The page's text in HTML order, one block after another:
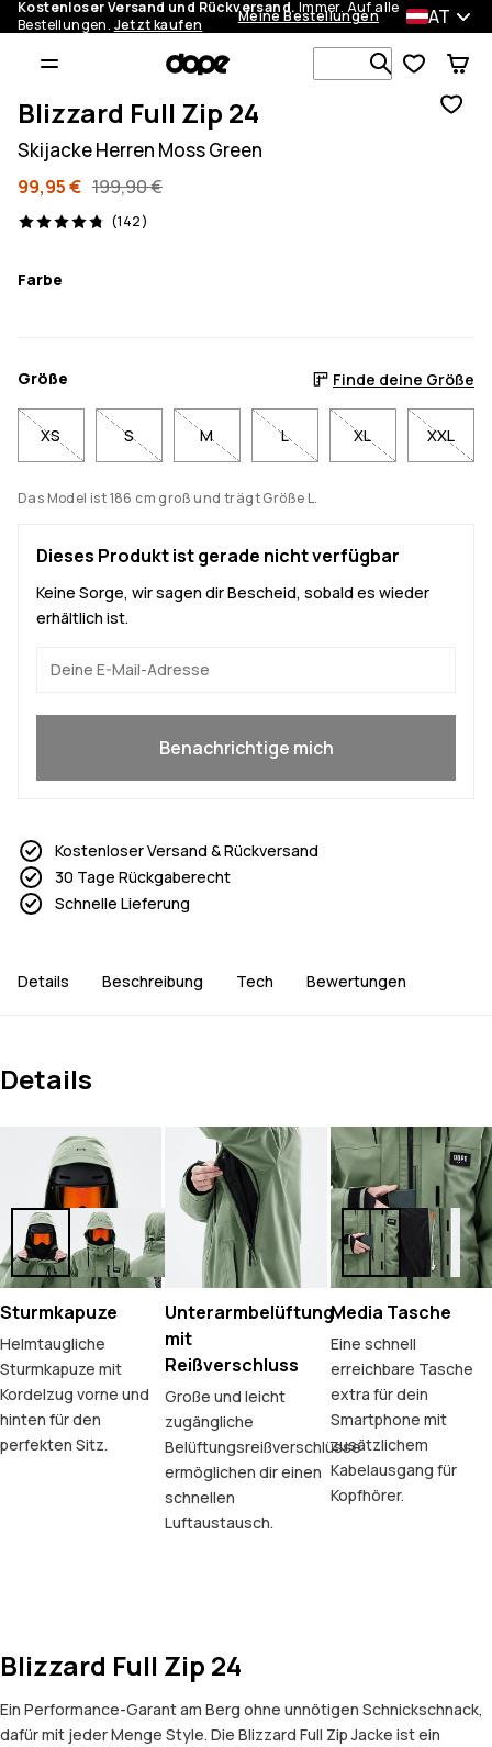
Kostenloser Versand und Rückversand. Immer. Auf alle
Bestellungen. Jetzt kaufen Meine Bestellungen AT
Blizzard Full Zip 24
Skijacke Herren Moss Green
99,95 € 199,90 €
(142)
142 Reviews, 4.8/5
Farbe
Größe Finde deine Größe
XS S M L XL XXL
Das Model ist 186 cm groß und trägt Größe L.
Dieses Produkt ist gerade nicht verfügbar
Keine Sorge, wir sagen dir Bescheid, sobald es wieder
erhältlich ist.
Benachrichtige mich
Kostenloser Versand & Rückversand
30 Tage Rückgaberecht
Schnelle Lieferung
Details Beschreibung Tech Bewertungen
Details
Sturmkapuze
Helmtaugliche
Sturmkapuze mit
Kordelzug vorne und
hinten für den
perfekten Sitz.
Unterarmbelüftung
mit
Reißverschluss
Große und leicht
zugängliche
Belüftungsreißverschlüsse
ermöglichen dir einen
schnellen
Luftaustausch.
Media Tasche
Eine schnell
erreichbare Tasche
extra für dein
Smartphone mit
zusätzlichem
Kabelausgang für
Kopfhörer.
Blizzard Full Zip 24
Ein Performance-Garant am Berg ohne unnötigen Schnickschnack,
dafür mit jeder Menge Style. Die Blizzard Full Zip Jacke ist ein